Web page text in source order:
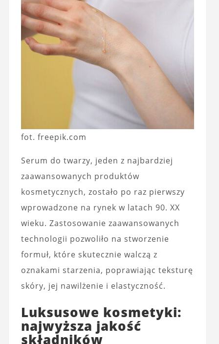
fot. freepik.com
Serum do twarzy, jeden z najbardziej
zaawansowanych produktów
kosmetycznych, zostało po raz pierwszy
wprowadzone na rynek w latach 90. XX
wieku. Zastosowanie zaawansowanych
technologii pozwoliło na stworzenie
formuł, które skutecznie walczą z
oznakami starzenia, poprawiając teksturę
skóry, jej nawilżenie i elastyczność.
Luksusowe kosmetyki:
najwyższa jakość
składników